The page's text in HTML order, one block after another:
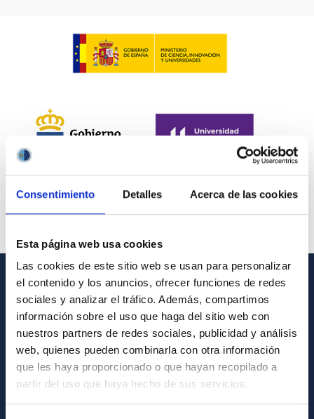
Consentimiento Detalles Acerca de las cookies
Esta página web usa cookies
Las cookies de este sitio web se usan para personalizar
el contenido y los anuncios, ofrecer funciones de redes
sociales y analizar el tráfico. Además, compartimos
información sobre el uso que haga del sitio web con
nuestros partners de redes sociales, publicidad y análisis
web, quienes pueden combinarla con otra información
que les haya proporcionado o que hayan recopilado a
partir del uso que haya hecho de sus servicios.
GENERAL INFORMATION
Contact
How to get to the IAC
List of personnel